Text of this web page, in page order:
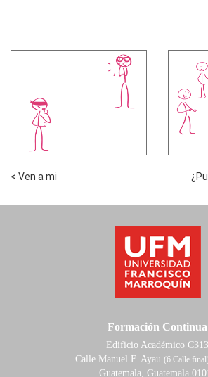
< Ven a mi
Formación Continua
Edificio Académico C313
Calle Manuel F. Ayau (6 Calle
Guatemala, Guatemala